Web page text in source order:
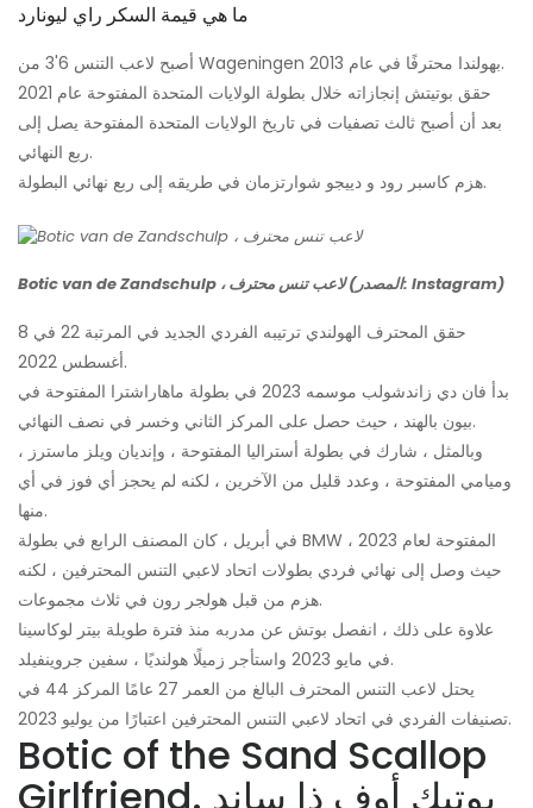
ما هي قيمة السكر راي ليونارد
أصبح لاعب التنس 6'3 من Wageningen بهولندا محترفًا في عام 2013.
حقق بوتيتش إنجازاته خلال بطولة الولايات المتحدة المفتوحة عام 2021
بعد أن أصبح ثالث تصفيات في تاريخ الولايات المتحدة المفتوحة يصل إلى
ربع النهائي.
هزم كاسبر رود و دييجو شوارتزمان في طريقه إلى ربع نهائي البطولة.
Botic van de Zandschulp ، لاعب تنس محترف (المصدر: Instagram)
حقق المحترف الهولندي ترتيبه الفردي الجديد في المرتبة 22 في 8
أغسطس 2022.
بدأ فان دي زاندشولب موسمه 2023 في بطولة ماهاراشترا المفتوحة في
بيون بالهند ، حيث حصل على المركز الثاني وخسر في نصف النهائي.
وبالمثل ، شارك في بطولة أستراليا المفتوحة ، وإنديان ويلز ماسترز ،
وميامي المفتوحة ، وعدد قليل من الآخرين ، لكنه لم يحجز أي فوز في أي
منها.
في أبريل ، كان المصنف الرابع في بطولة BMW المفتوحة لعام 2023 ،
حيث وصل إلى نهائي فردي بطولات اتحاد لاعبي التنس المحترفين ، لكنه
هزم من قبل هولجر رون في ثلاث مجموعات.
علاوة على ذلك ، انفصل بوتش عن مدربه منذ فترة طويلة بيتر لوكاسينا
في مايو 2023 واستأجر زميلًا هولنديًا ، سفين جروينفيلد.
يحتل لاعب التنس المحترف البالغ من العمر 27 عامًا المركز 44 في
تصنيفات الفردي في اتحاد لاعبي التنس المحترفين اعتبارًا من يوليو 2023.
Botic of the Sand Scallop
Girlfriend. بوتيك أوف ذا ساند